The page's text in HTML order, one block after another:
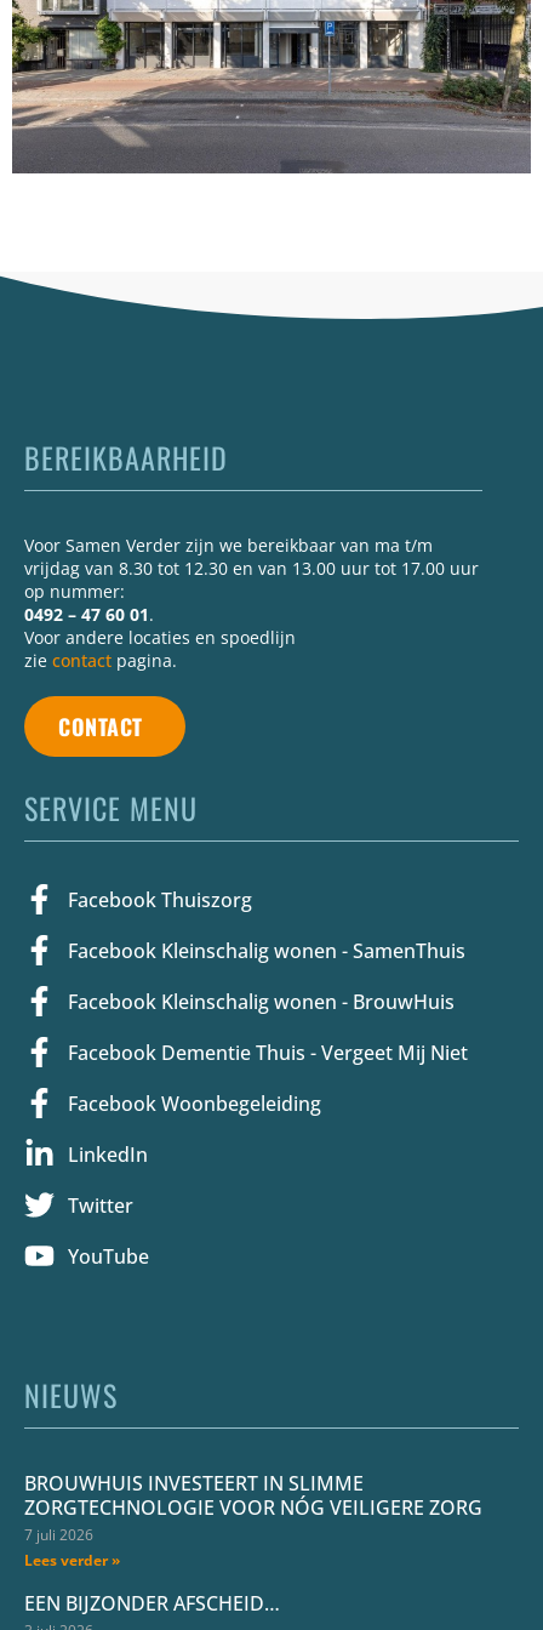
BEREIKBAARHEID
Voor Samen Verder zijn we bereikbaar van ma t/m
vrijdag van 8.30 tot 12.30 en van 13.00 uur tot 17.00 uur
op nummer:
0492 – 47 60 01.
Voor andere locaties en spoedlijn
zie contact pagina.
CONTACT
SERVICE MENU
Facebook Thuiszorg
Facebook Kleinschalig wonen - SamenThuis
Facebook Kleinschalig wonen - BrouwHuis
Facebook Dementie Thuis - Vergeet Mij Niet
Facebook Woonbegeleiding
LinkedIn
Twitter
YouTube
NIEUWS
BROUWHUIS INVESTEERT IN SLIMME
ZORGTECHNOLOGIE VOOR NÓG VEILIGERE ZORG
7 juli 2026
Lees verder »
EEN BIJZONDER AFSCHEID…